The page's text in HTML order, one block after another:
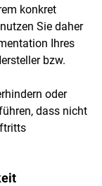
konkret
Sie daher
Ihres
bzw.
oder
dass nicht